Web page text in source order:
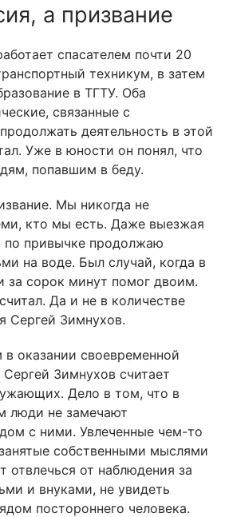
а призвание
спасателем почти 20
техникум, в затем
в ТГТУ. Оба
связанные с
деятельность в этой
Уже в юности он понял, что
попавшим в беду.
Мы никогда не
кто мы есть. Даже выезжая
по привычке продолжаю
на воде. Был случай, когда в
за сорок минут помог двоим.
Да и не в количестве
Сергей Зимнухов.
оказании своевременной
Зимнухов считает
Дело в том, что в
люди не замечают
с ними. Увлеченные чем-то
собственными мыслями
отвлечься от наблюдения за
и внуками, не увидеть
постороннего человека.